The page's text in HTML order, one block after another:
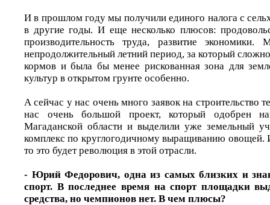
И в прошлом году мы получили единого налога с
в другие годы. И еще несколько плюсов:
производительность труда, развитие
непродолжительный летний период, за который
кормов и была бы менее рискованная зона для
культур в открытом грунте особенно.
А сейчас у нас очень много заявок на строительство
нас очень большой проект, который одобрен
Магаданской области и выделили уже земельный
комплекс по круглогодичному выращиванию овощей.
то это будет революция в этой отрасли.
- Юрий Федорович, одна из самых близких и
спорт. В последнее время на спорт площадки
средства, но чемпионов нет. В чем плюсы?